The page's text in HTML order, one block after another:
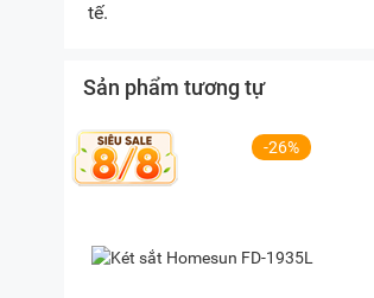
tế.
Sản phẩm tương tự
-26%